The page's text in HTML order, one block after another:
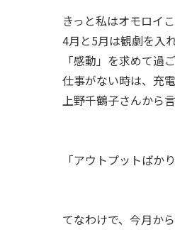
きっと私はオモロイ
4月と5月は観劇を入れ
「感動」を求めて過
仕事がない時は、充
上野千鶴子さんから
「アウトプットばか
てなわけで、今月か